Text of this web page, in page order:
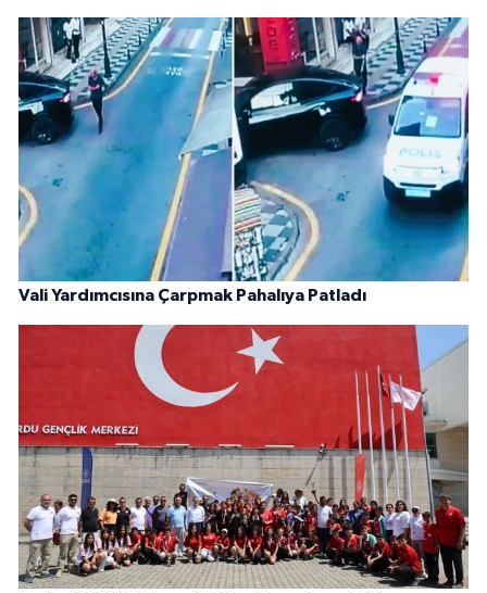
Vali Yardımcısına Çarpmak Pahalıya Patladı